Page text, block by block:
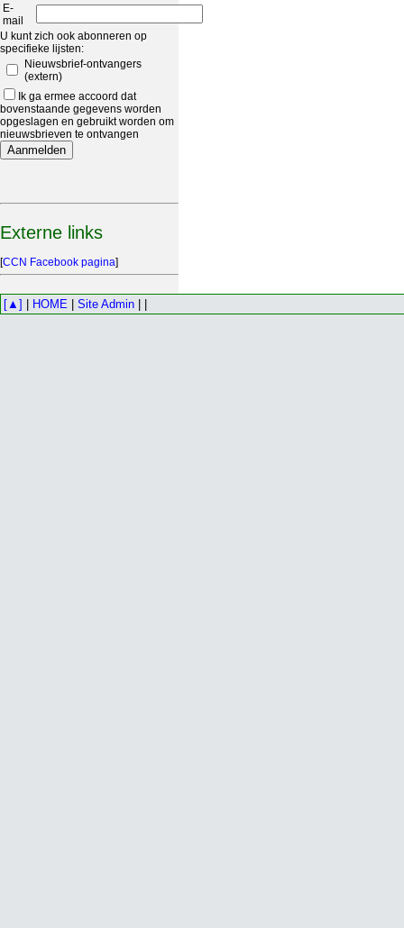
E-
mail
U kunt zich ook abonneren op
specifieke lijsten:
Nieuwsbrief-ontvangers
(extern)
Ik ga ermee accoord dat
bovenstaande gegevens worden
opgeslagen en gebruikt worden om
nieuwsbrieven te ontvangen
Externe links
[CCN Facebook pagina]
[▲] HOME Site Admin